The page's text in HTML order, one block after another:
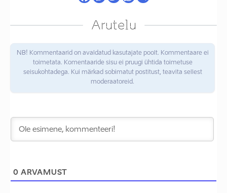
Arutelu
NB! Kommentaarid on avaldatud kasutajate poolt. Kommentaare ei
toimetata. Komentaaride sisu ei pruugi ühtida toimetuse
seisukohtadega. Kui märkad sobimatut postitust, teavita sellest
moderaatoreid.
0 ARVAMUST